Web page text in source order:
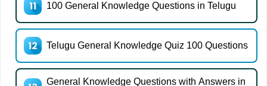
100 General Knowledge Questions in Telugu
Telugu General Knowledge Quiz 100 Questions
General Knowledge Questions with Answers in